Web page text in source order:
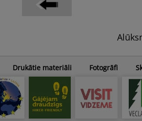
Drukātie materiāli Fotogrāfi